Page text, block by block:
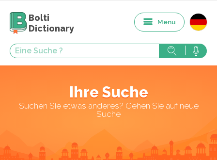
Bolti
Dictionary
Menu
Ihre Suche
Suchen Sie etwas anderes? Gehen Sie auf neue
Suche